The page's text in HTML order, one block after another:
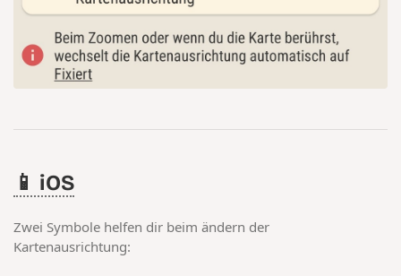
📱 iOS
Zwei Symbole helfen dir beim ändern der
Kartenausrichtung: